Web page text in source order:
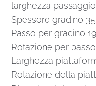
larghezza
Spessore gradino
Passo per gradino
Rotazione per passo
Larghezza
Rotazione della